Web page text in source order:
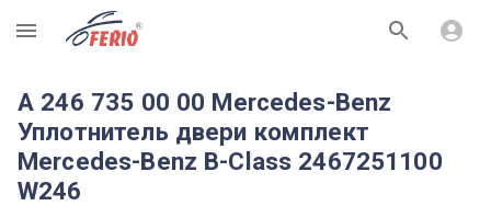
R
A 246 735 00 00 Mercedes-Benz
Уплотнитель двери комплект
Mercedes-Benz B-Class 2467251100
W246